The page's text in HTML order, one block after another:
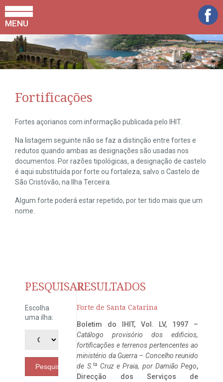
MENU
Fortificações
Fortes açorianos com informação publicada pelo IHIT.
Na listagem seguinte não se faz a distinção entre fortes e
redutos quando ambas as designações são usadas nos
documentos. Por razões tipológicas, a designação de castelo
é aqui substituída por forte ou fortaleza, salvo o Castelo de
São Cristóvão, na Ilha Terceira.
Algum forte poderá estar repetido, por ter tido mais que um
nome.
PESQUISAR
Escolha
uma ilha:
Pesquisar
RESULTADOS
Forte de Santa Catarina
Boletim do IHIT, Vol. LV, 1997 –
Catálogo provisório dos edificios,
fortificações e terrenos pertencentes ao
ministério da Guerra – Concelho reunido
de S. ta Cruz e Praia, por Damião Pego,
Direcção dos Serviços de